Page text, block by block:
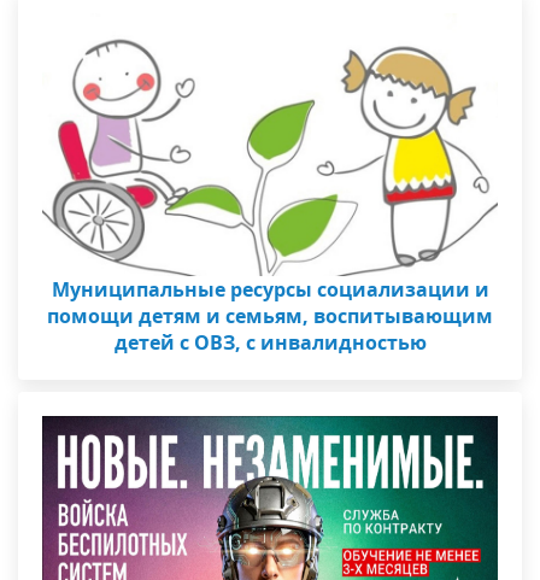
Муниципальные ресурсы социализации и
помощи детям и семьям, воспитывающим
детей с ОВЗ, с инвалидностью